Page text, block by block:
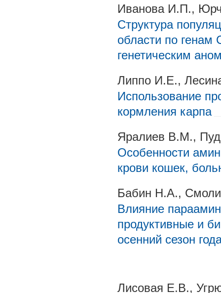
Иванова И.П.,
Структура
области по генам
генетическим
Липпо И.Е.,
Использование
кормления карпа
Яралиев В.М.,
Особенности
крови кошек,
Бабин Н.А.,
Влияние
продуктивные и
осенний сезон
Лисовая Е.В.,